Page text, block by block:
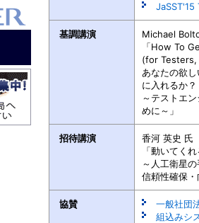
JaSST'15
基調講演
Michael
「How To
(for
あなたの欲
に入れるか？
～テストエ
めに～」
招待講演
香河 英史 氏
「動いてく
～人工衛星
信頼性確保
協賛
一般社団
組込みシ